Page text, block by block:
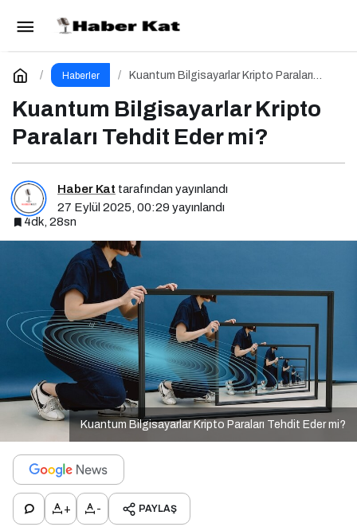
Haberler
Kuantum Bilgisayarlar Kripto Paraları
Kuantum Bilgisayarlar Kripto
Paraları Tehdit Eder mi?
Haber Kat tarafından yayınlandı
27 Eylül 2025, 00:29 yayınlandı
4dk, 28sn
Kuantum Bilgisayarlar Kripto Paraları Tehdit Eder mi?
+ - PAYLAŞ
Çok Taraflı Hesaplama (MPC) Nedir?
Yorum Yap